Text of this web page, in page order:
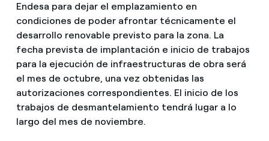
Endesa para dejar el emplazamiento en
condiciones de poder afrontar técnicamente el
desarrollo renovable previsto para la zona. La
fecha prevista de implantación e inicio de trabajos
para la ejecución de infraestructuras de obra será
el mes de octubre, una vez obtenidas las
autorizaciones correspondientes. El inicio de los
trabajos de desmantelamiento tendrá lugar a lo
largo del mes de noviembre.